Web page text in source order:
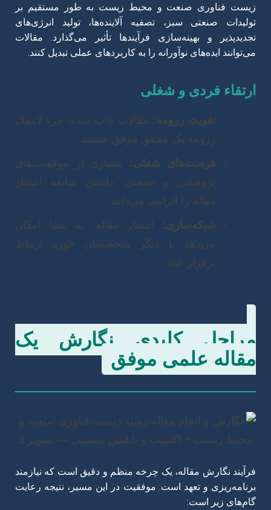
زیست فناوری صنعت و محیط زیست به طور مستقیم بر
تولیدات صنعتی سبز، تصفیه آلاینده‌ها، تولید انرژی‌های
تجدیدپذیر و بهینه‌سازی فرآیندها تأثیر می‌گذارد. مقالات
می‌توانند ایده‌های نوآورانه را به کاربردهای عملی تبدیل کنند.
ارتقاء فردی و شغلی
تقویت رزومه: مقالات چاپ شده، جزء لاینفک
رزومه یک محقق موفق هستند.
فرصت‌های شغلی:
بسیاری از موقعیت‌های
پژوهشی و صنعتی، داشتن سابقه انتشار
مقاله را الزامی می‌دانند.
شبکه‌سازی:
انتشار مقاله، به شما امکان
می‌دهد با دیگر متخصصان حوزه ارتباط
برقرار کنید.
مراحل کلیدی نگارش یک
مقاله علمی موفق
فرآیند نگارش مقاله، یک چرخه منظم و دقیق است که نیازمند
برنامه‌ریزی و تعهد است. موفقیت در این مسیر، نتیجه رعایت
گام‌های زیر است: